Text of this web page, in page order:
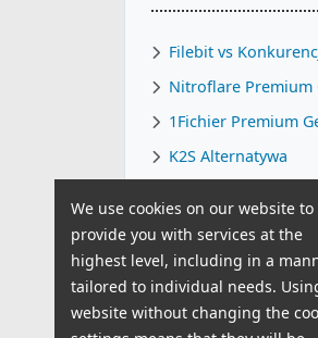
Filebit vs
Nitroflare Premium
1Fichier Premium
K2S Alternatywa
KatFile Alternatywa
Zobacz całe
We use cookies on our website to
provide you with services at the
highest level, including in a
tailored to individual needs.
website without changing the